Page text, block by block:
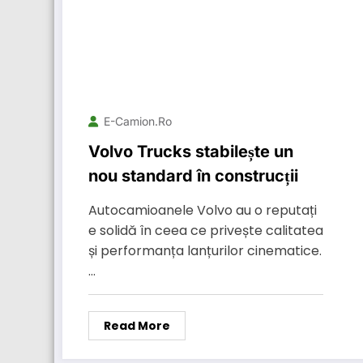
E-Camion.ro
Volvo Trucks stabilește un
nou standard în construcții
Autocamioanele Volvo au o reputați
e solidă în ceea ce privește calitatea
și performanța lanțurilor cinematice.
…
Read More